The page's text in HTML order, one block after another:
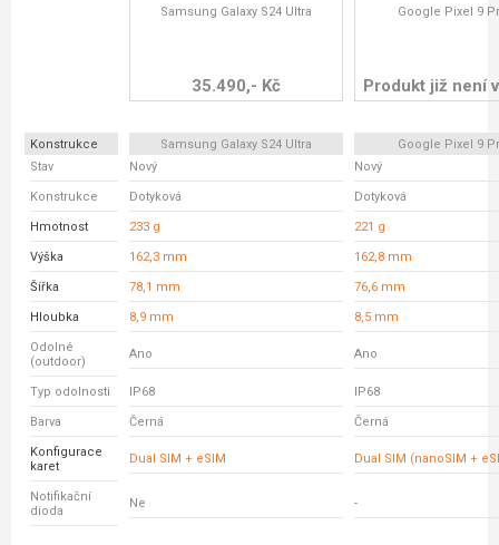
Samsung Galaxy S24 Ultra
35.490,- Kč
Google Pixel 9
Produkt již není
Konstrukce Samsung Galaxy S24 Ultra
Google Pixel 9
Stav
Nový Nový
Konstrukce Dotyková Dotyková
Hmotnost 233 g 221 g
Výška 162,3 mm 162,8 mm
Šířka 78,1 mm 76,6 mm
Hloubka 8,9 mm 8,5 mm
Odolné
(outdoor)
Ano Ano
Typ odolnosti IP68 IP68
Barva Černá Černá
Konfigurace
karet
Dual SIM + eSIM Dual SIM (nanoSIM +
Notifikační
dioda
Ne -